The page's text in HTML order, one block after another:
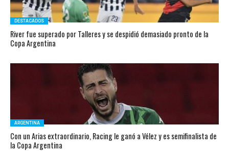
DESTACADOS
River fue superado por Talleres y se despidió demasiado pronto de la
Copa Argentina
ARGENTINA
Con un Arias extraordinario, Racing le ganó a Vélez y es semifinalista de
la Copa Argentina